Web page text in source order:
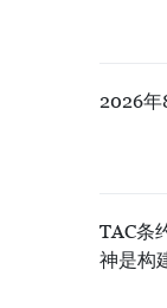
2026年
TAC条
神是构